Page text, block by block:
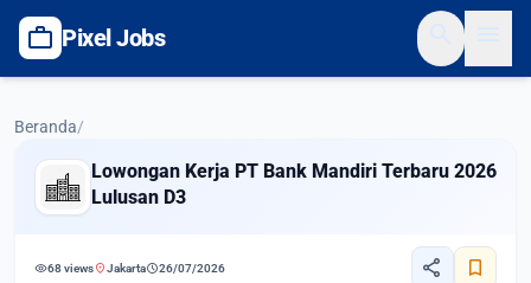
work Pixel Jobs
Beranda/
Lowongan Kerja PT Bank Mandiri Terbaru 2026
Lulusan D3
visibility68 viewslocation_onJakartaschedule26/07/2026 share bookmark